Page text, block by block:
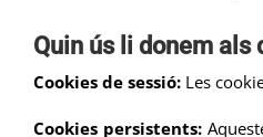
Quin ús li donem
Cookies de sessió: Les
Cookies persistents: